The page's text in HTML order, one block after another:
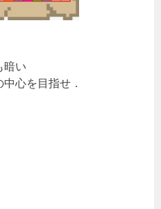
暗い
心を目指せ．